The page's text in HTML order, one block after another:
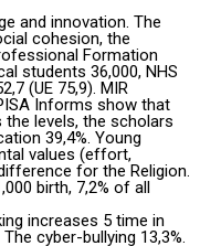
and innovation. The
cohesion, the
Formation
students 36,000, NHS
(UE 75,9). MIR
Informs show that
levels, the scholars
39,4%. Young
values (effort,
for the Religion.
birth, 7,2% of all
increases 5 time in
cyber-bullying 13,3%.